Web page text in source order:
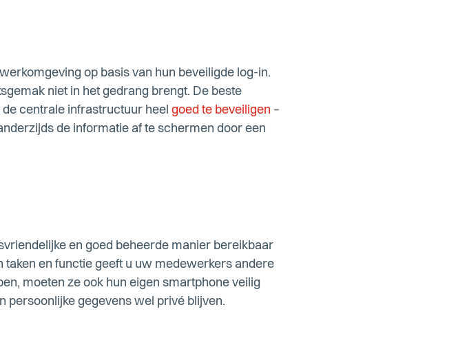
op basis van hun beveiligde log-in.
niet in het gedrang brengt. De beste
centrale infrastructuur heel goed te beveiligen –
de informatie af te schermen door een
en goed beheerde manier bereikbaar
taken en functie geeft u uw medewerkers andere
moeten ze ook hun eigen smartphone veilig
persoonlijke gegevens wel privé blijven.